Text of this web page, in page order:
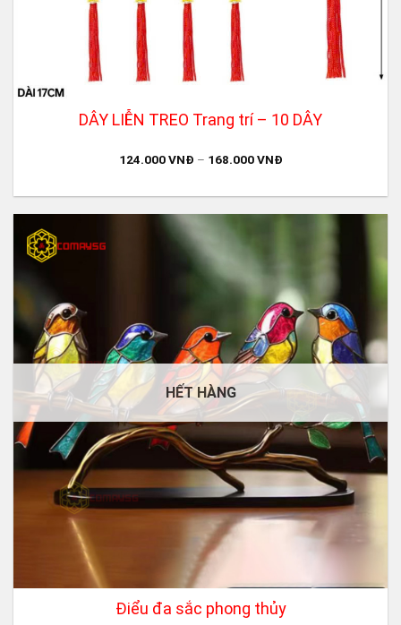
DÂY LIỄN TREO Trang trí – 10 DÂY
124.000VNĐ – 168.000VNĐ
HẾT HÀNG
Điểu đa sắc phong thủy